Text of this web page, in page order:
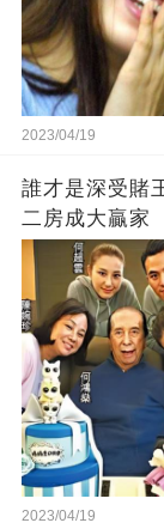
2023/04/19
誰才是深受賭
二房成大贏家
2023/04/19